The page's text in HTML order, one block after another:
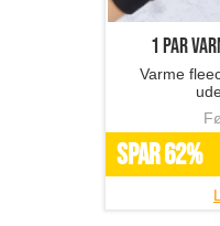
1 par
Varme
SPAR 62%